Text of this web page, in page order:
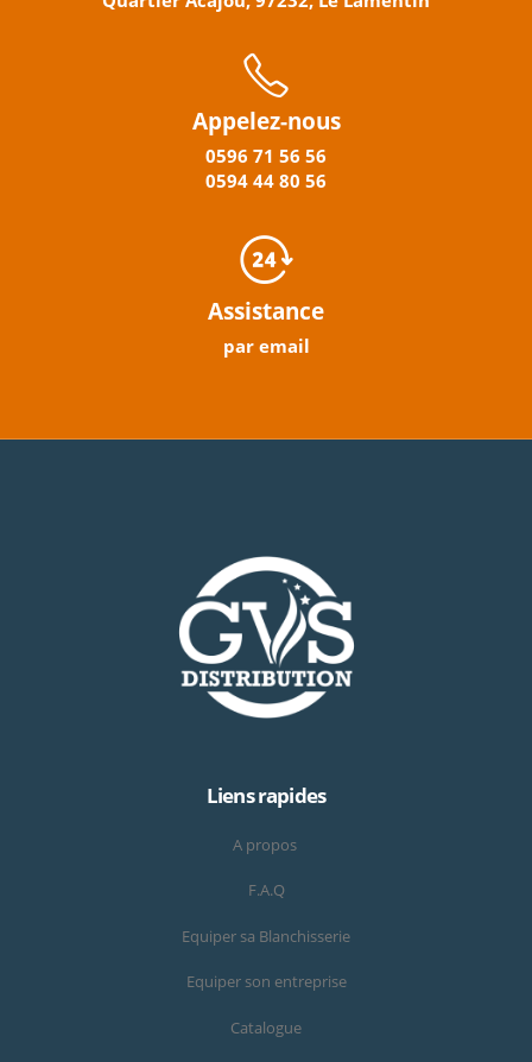
Appelez-nous
0596 71 56 56
0594 44 80 56
Assistance
par email
Liens rapides
A propos
F.A.Q
Equiper sa Blanchisserie
Equiper son entreprise
Catalogue